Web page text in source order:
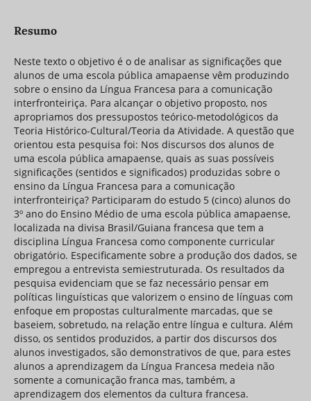
Resumo
Neste texto o objetivo é o de analisar as significações que
alunos de uma escola pública amapaense vêm produzindo
sobre o ensino da Língua Francesa para a comunicação
interfronteiriça. Para alcançar o objetivo proposto, nos
apropriamos dos pressupostos teórico-metodológicos da
Teoria Histórico-Cultural/Teoria da Atividade. A questão que
orientou esta pesquisa foi: Nos discursos dos alunos de
uma escola pública amapaense, quais as suas possíveis
significações (sentidos e significados) produzidas sobre o
ensino da Língua Francesa para a comunicação
interfronteiriça? Participaram do estudo 5 (cinco) alunos do
3º ano do Ensino Médio de uma escola pública amapaense,
localizada na divisa Brasil/Guiana francesa que tem a
disciplina Língua Francesa como componente curricular
obrigatório. Especificamente sobre a produção dos dados, se
empregou a entrevista semiestruturada. Os resultados da
pesquisa evidenciam que se faz necessário pensar em
políticas linguísticas que valorizem o ensino de línguas com
enfoque em propostas culturalmente marcadas, que se
baseiem, sobretudo, na relação entre língua e cultura. Além
disso, os sentidos produzidos, a partir dos discursos dos
alunos investigados, são demonstrativos de que, para estes
alunos a aprendizagem da Língua Francesa medeia não
somente a comunicação franca mas, também, a
aprendizagem dos elementos da cultura francesa.